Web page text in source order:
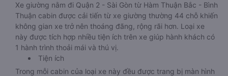
Xe giường nằm đi Quận 2 - Sài Gòn từ Hàm Thuận Bắc - Bình
Thuận cabin được cải tiến từ xe giường thường 44 chỗ khiến
không gian xe trở nên thoáng đãng, rộng rãi hơn. Loại xe
này được tích hợp nhiều tiện ích trên xe giúp hành khách có
1 hành trình thoải mái và thú vị.
Tiện ích
Trong mỗi cabin của loại xe này đều được trang bị màn hình